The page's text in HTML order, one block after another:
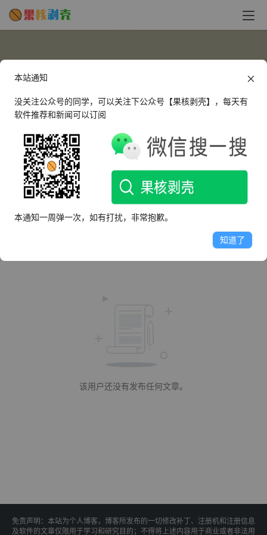
kimyoyo0105
这个人很懒，什么都没有留下～
该用户还没有发布任何文章。
免责声明：本站为个人博客，博客所发布的一切修改补丁、注册机和注册信息
及软件的文章仅限用于学习和研究目的；不得将上述内容用于商业或者非法用
本站通知
没关注公众号的同学，可以关注下公众号【果核剥壳】，每天有
软件推荐和新闻可以订阅
本通知一周弹一次，如有打扰，非常抱歉。
知道了